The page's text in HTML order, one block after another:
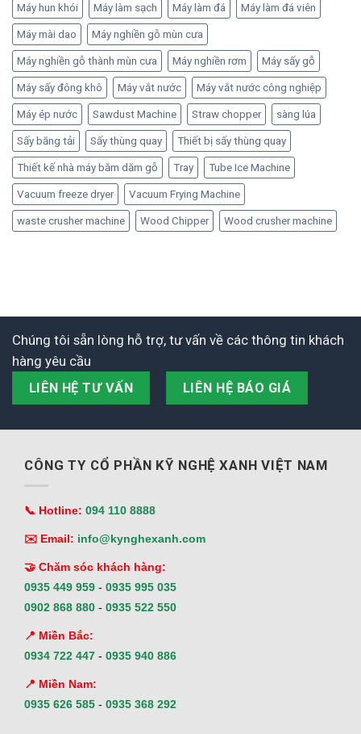
Máy hun khói Máy làm sạch Máy làm đá Máy làm đá viên
Máy mài dao Máy nghiền gỗ mùn cưa
Máy nghiền gỗ thành mùn cưa Máy nghiền rơm Máy sấy gỗ
Máy sấy đông khô Máy vắt nước Máy vắt nước công nghiệp
Máy ép nước Sawdust Machine Straw chopper sàng lúa
Sấy băng tải Sấy thùng quay Thiết bị sấy thùng quay
Thiết kế nhà máy băm dăm gỗ Tray Tube Ice Machine
Vacuum freeze dryer Vacuum Frying Machine
waste crusher machine Wood Chipper Wood crusher machine
Chúng tôi sẵn lòng hỗ trợ, tư vấn về các thông tin khách
hàng yêu cầu
LIÊN HỆ TƯ VẤN LIÊN HỆ BÁO GIÁ
CÔNG TY CỔ PHẦN KỸ NGHỆ XANH VIỆT NAM
📞 Hotline: 094 110 8888
✉️ Email: info@kynghexanh.com
🤝 Chăm sóc khách hàng:
0935 449 959 - 0935 995 035
0902 868 880 - 0935 522 550
📍 Miền Bắc:
0934 722 447 - 0935 940 886
📍 Miền Nam:
0935 626 585 - 0935 368 292